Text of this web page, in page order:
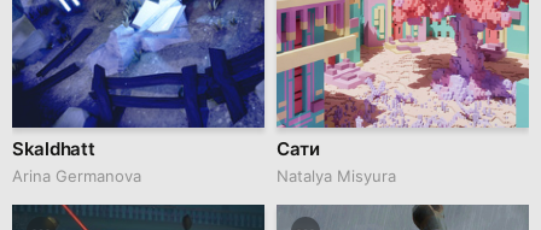
Skaldhatt
Arina Germanova
Сати
Natalya Misyura